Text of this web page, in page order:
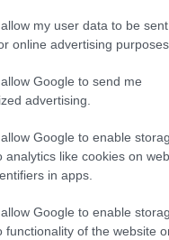
my user data to be
online advertising purposes.
Google to send me
advertising.
Google to enable
analytics like cookies on
in apps.
Google to enable
functionality of the website